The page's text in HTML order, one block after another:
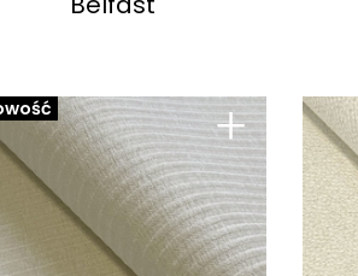
+